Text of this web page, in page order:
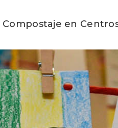
Compostaje en